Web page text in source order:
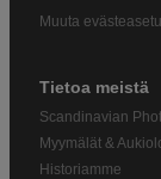
Muuta
Tietoa meistä
Scandinavian
Myymälät &
Historiamme